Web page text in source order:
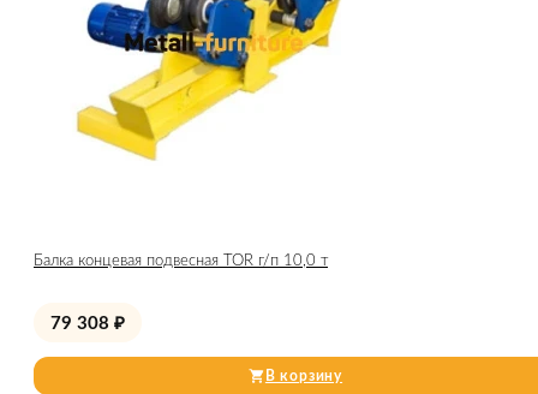
Балка концевая подвесная TOR г/п 10,0 т
79 308 ₽
В корзину